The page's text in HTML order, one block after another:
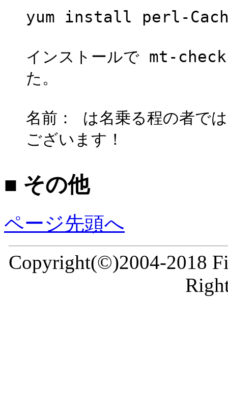
yum install perl-
インストールで mt-
た。
名前： は名乗る程の者で
ございます！
■ その他
ページ先頭へ
Copyright(©)2004-2018